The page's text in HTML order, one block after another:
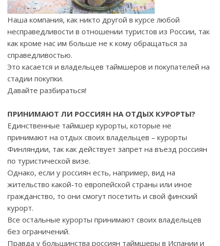
Наша компания, как никто другой в курсе любой
несправедливости в отношении туристов из России, так
как кроме нас им больше не к кому обращаться за
справедливостью.
Это касается и владельцев таймшеров и покупателей на
стадии покупки.
Давайте разбираться!
ПРИНИМАЮТ ЛИ РОССИЯН НА ОТДЫХ КУРОРТЫ?
Единственные таймшер курорты, которые не
принимают на отдых своих владельцев – курорты
Финляндии, так как действует запрет на въезд россиян
по туристической визе.
Однако, если у россиян есть, например, вид на
жительство какой-то европейской страны или иное
гражданство, то они смогут посетить и свой финский
курорт.
Все остальные курорты принимают своих владельцев
без ограничений.
Правда у большинства россиян таймшеры в Испании и